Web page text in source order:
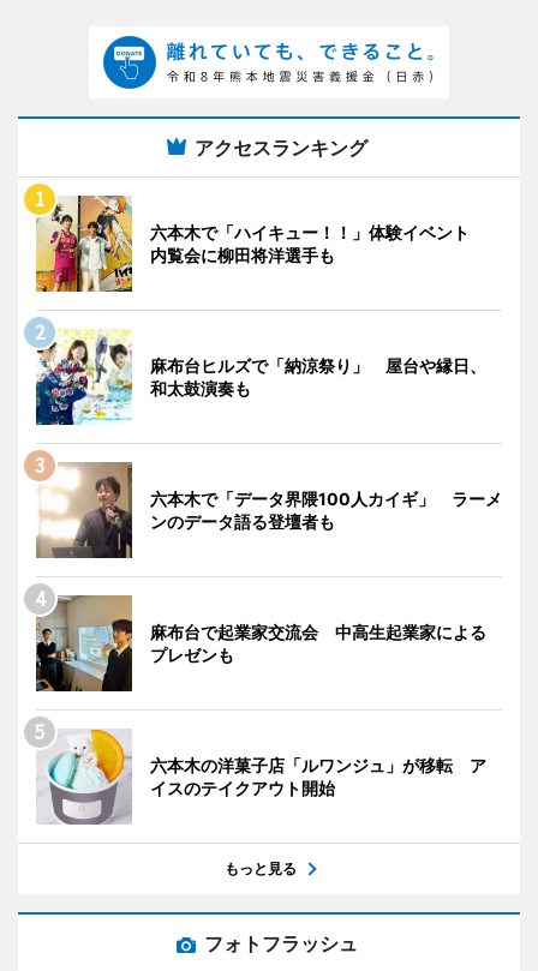
アクセスランキング
六本木で「ハイキュー！！」体験イベント
内覧会に柳田将洋選手も
麻布台ヒルズで「納涼祭り」 屋台や縁日、
和太鼓演奏も
六本木で「データ界隈100人カイギ」 ラーメ
ンのデータ語る登壇者も
麻布台で起業家交流会 中高生起業家による
プレゼンも
六本木の洋菓子店「ルワンジュ」が移転 ア
イスのテイクアウト開始
もっと見る
フォトフラッシュ